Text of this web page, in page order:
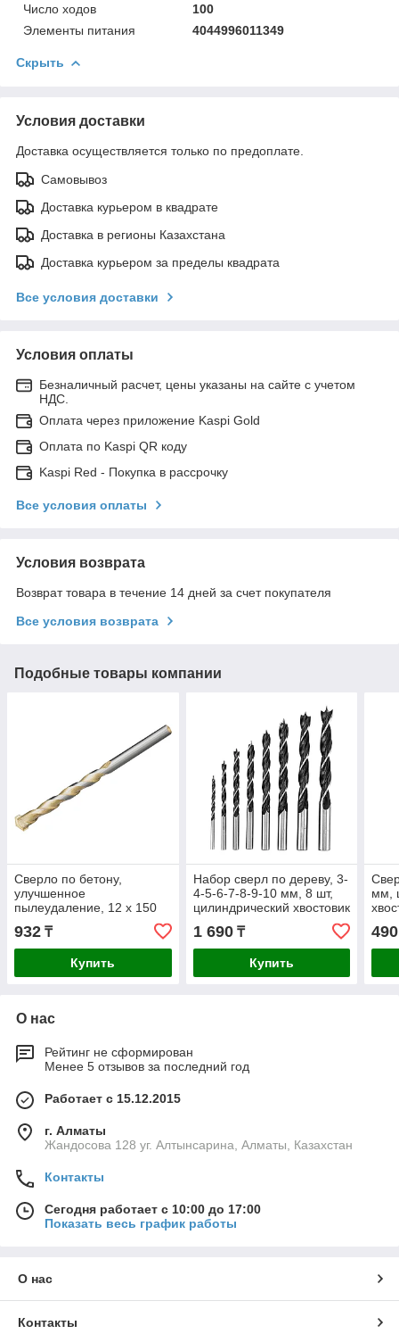
Число ходов
100
Элементы питания
4044996011349
Скрыть
Условия доставки
Доставка осуществляется только по предоплате.
Самовывоз
Доставка курьером в квадрате
Доставка в регионы Казахстана
Доставка курьером за пределы квадрата
Все условия доставки
Условия оплаты
Безналичный расчет, цены указаны на сайте с учетом
НДС.
Оплата через приложение Kaspi Gold
Оплата по Kaspi QR коду
Kaspi Red - Покупка в рассрочку
Все условия оплаты
Условия возврата
Возврат товара в течение 14 дней за счет покупателя
Все условия возврата
Подобные товары компании
Сверло по бетону,
улучшенное
пылеудаление, 12 х 150
мм, цилиндрический
хвостовик Сибртех
932 ₸
Купить
Набор сверл по дереву, 3-
4-5-6-7-8-9-10 мм, 8 шт,
цилиндрический хвостовик
1 690₸
Купить
мм,
490
О нас
Рейтинг не сформирован
Менее 5 отзывов за последний год
Работает с 15.12.2015
г. Алматы
Жандосова 128 уг. Алтынсарина, Алматы, Казахстан
Контакты
Сегодня работает с 10:00 до 17:00
Показать весь график работы
О нас
Контакты